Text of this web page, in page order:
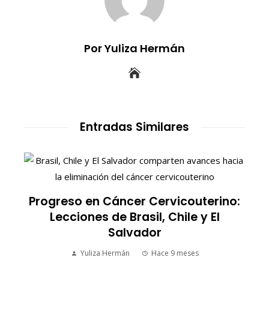
Por Yuliza Hermán
Entradas Similares
Conmemoración y Compromiso: OPS
por la Seguridad Vial
Yuliza Hermán Hace 9 meses